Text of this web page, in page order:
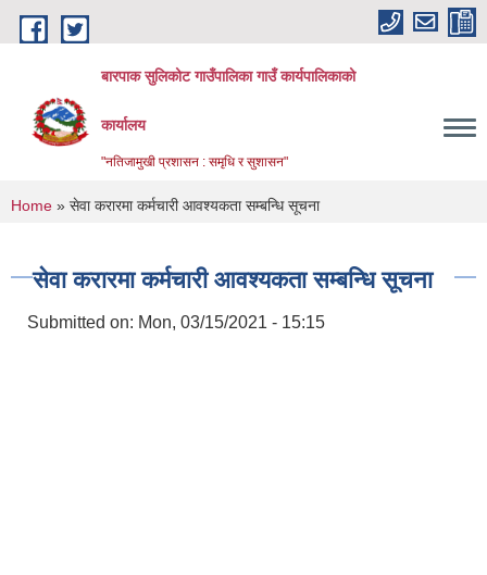
Skip to main content
बारपाक सुलिकोट गाउँपालिका गाउँ कार्यपालिकाको
कार्यालय
"नतिजामुखी प्रशासन : समृधि र सुशासन"
You are here
Home » सेवा करारमा कर्मचारी आवश्यकता सम्बन्धि सूचना
सेवा करारमा कर्मचारी आवश्यकता सम्बन्धि सूचना
Submitted on: Mon, 03/15/2021 - 15:15